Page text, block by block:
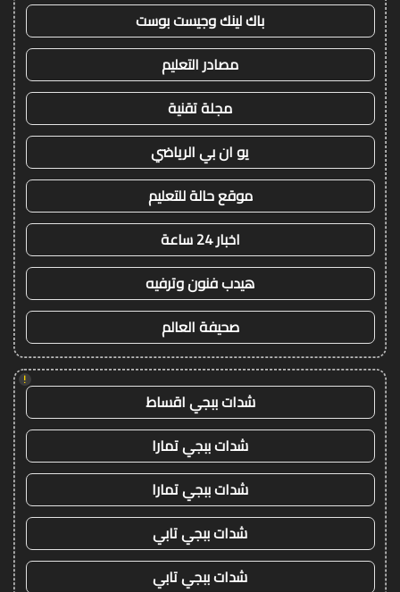
باك لينك وجيست بوست
مصادر التعليم
مجلة تقنية
يو ان بي الرياضي
موقع حالة للتعليم
اخبار 24 ساعة
هيدب فنون وترفيه
صحيفة العالم
!
شدات ببجي اقساط
شدات ببجي تمارا
شدات ببجي تمارا
شدات ببجي تابي
شدات ببجي تابي